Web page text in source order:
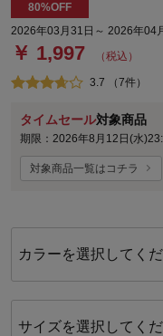
80%OFF
2026年03月31日～ 2026年04
￥ 1,997 （税込）
3.7 （7件）
タイムセール対象商品
期限：2026年8月12日(水
対象商品一覧はコチラ
カラーを選択してく
サイズを選択してく